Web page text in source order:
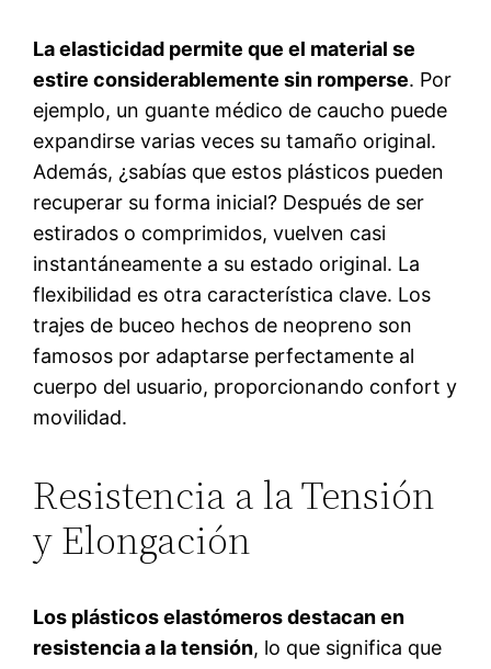
La elasticidad permite que el material se
estire considerablemente sin romperse. Por
ejemplo, un guante médico de caucho puede
expandirse varias veces su tamaño original.
Además, ¿sabías que estos plásticos pueden
recuperar su forma inicial? Después de ser
estirados o comprimidos, vuelven casi
instantáneamente a su estado original. La
flexibilidad es otra característica clave. Los
trajes de buceo hechos de neopreno son
famosos por adaptarse perfectamente al
cuerpo del usuario, proporcionando confort y
movilidad.
Resistencia a la Tensión
y Elongación
Los plásticos elastómeros destacan en
resistencia a la tensión, lo que significa que